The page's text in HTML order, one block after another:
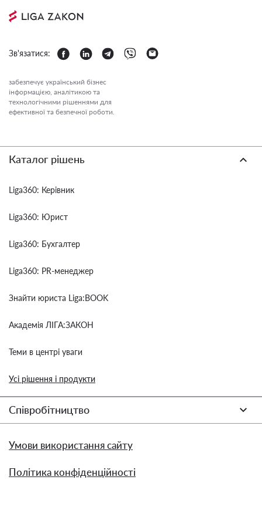
Зв'язатися:
забезпечує український бізнес
інформацією, аналітикою та
технологічними рішеннями для
ефективної та безпечної роботи.
Каталог рішень
Liga360: Керівник
Liga360: Юрист
Liga360: Бухгалтер
Liga360: PR-менеджер
Знайти юриста Liga:BOOK
Академія ЛІГА:ЗАКОН
Теми в центрі уваги
Усі рішення і продукти
Співробітництво
Умови використання сайту
Політика конфіденційності